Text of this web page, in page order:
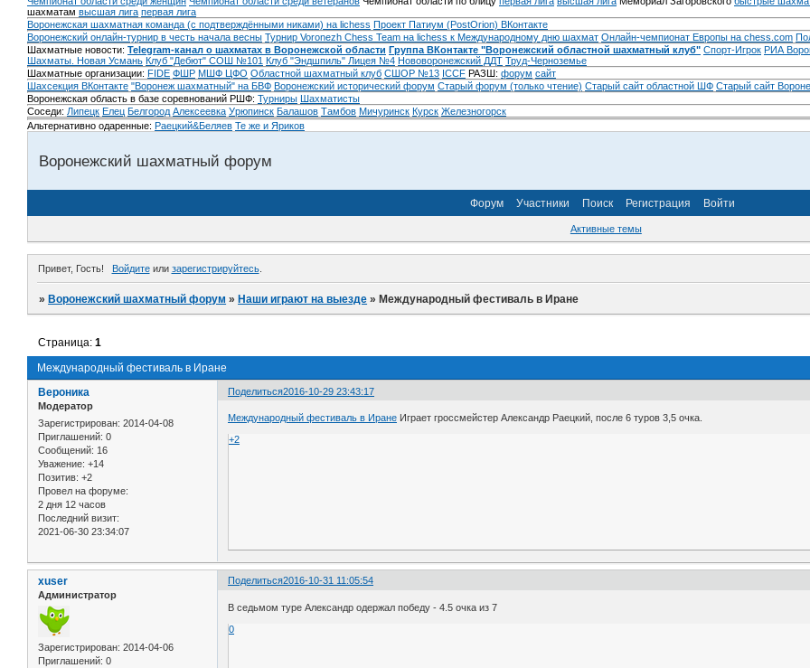
шахматам высшая лига первая лига
Воронежская шахматная команда (с подтверждёнными никами) на lichess Проект Патиум (PostOrion) ВКонтакте
Воронежский онлайн-турнир в честь начала весны Турнир Voronezh Chess Team на lichess к Международному дню шахмат Онлайн-чемпионат Европы на chess.com
Шахматные новости: Telegram-канал о шахматах в Воронежской области Группа ВКонтакте "Воронежский областной шахматный клуб" Спорт-Игрок РИА
Шахматы. Новая Усмань Клуб "Дебют" СОШ №101 Клуб "Эндшпиль" Лицея №4 Нововоронежский ДДТ Труд-Черноземье
Шахматные организации: FIDE ФШР МШФ ЦФО Областной шахматный клуб СШОР №13 ICCF РАЗШ: форум сайт
Шахсекция ВКонтакте "Воронеж шахматный" на БВФ Воронежский исторический форум Cтарый форум (только чтение) Старый сайт областной ШФ Старый сайт
Воронежская область в базе соревнований РШФ: Турниры Шахматисты
Соседи: Липецк Елец Белгород Алексеевка Урюпинск Балашов Тамбов Мичуринск Курск Железногорск
Альтернативно одаренные: Раецкий&Беляев Те же и Яриков
Воронежский шахматный форум
Форум Участники Поиск Регистрация Войти
Активные темы
Привет, Гость! Войдитеили зарегистрируйтесь.
»Воронежский шахматный форум »Наши играют на выезде »Международный фестиваль в Иране
Международный фестиваль в Иране
Страница:1
Поделиться2016-10-29 23:43:17
Вероника
Модератор
Зарегистрирован: 2014-04-08
Приглашений: 0
Сообщений: 16
Уважение: +14
Позитив: +2
Провел на форуме:
2 дня 12 часов
Последний визит:
2021-06-30 23:34:07
Международный фестиваль в Иране Играет гроссмейстер Александр Раецкий, после 6 туров 3,5 очка.
+2
Поделиться2016-10-31 11:05:54
xuser
Администратор
Зарегистрирован: 2014-04-06
Приглашений: 0
В седьмом туре Александр одержал победу - 4.5 очка из 7
0